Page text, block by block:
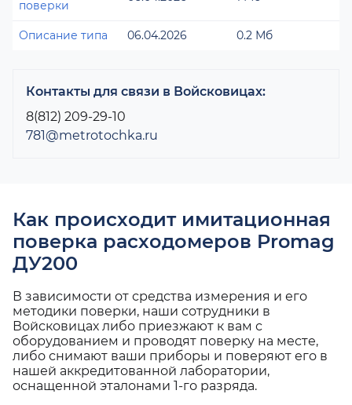
поверки
Описание типа 06.04.2026 0.2 Мб
Контакты для связи в Войсковицах:
8(812) 209-29-10
781@metrotochka.ru
Как происходит имитационная
поверка расходомеров Promag
ДУ200
В зависимости от средства измерения и его
методики поверки, наши сотрудники в
Войсковицах либо приезжают к вам с
оборудованием и проводят поверку на месте,
либо снимают ваши приборы и поверяют его в
нашей аккредитованной лаборатории,
оснащенной эталонами 1-го разряда.